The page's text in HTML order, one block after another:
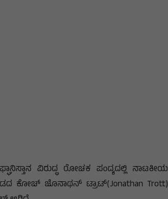
ವಿರುದ್ಧ ರೋಚಕ ಪಂದ್ಯದಲ್ಲಿ ನಾಟಕೀಯ
ಕೋಚ್​ ಜೊನಾಥನ್​ ಟ್ರಾಟ್(Jonathan Trott)